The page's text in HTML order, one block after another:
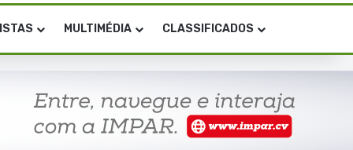
MULTIMÉDIA CLASSIFICADOS